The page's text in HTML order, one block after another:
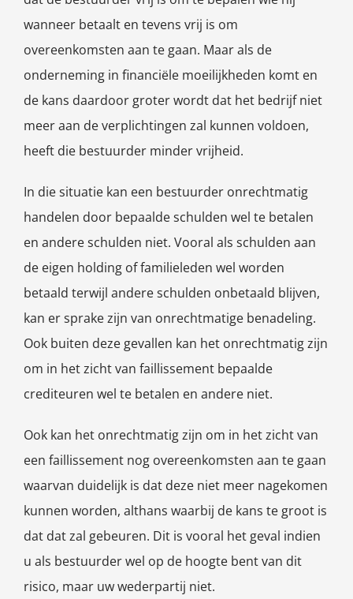
wanneer betaalt en tevens vrij is om
overeenkomsten aan te gaan. Maar als de
onderneming in financiële moeilijkheden komt en
de kans daardoor groter wordt dat het bedrijf niet
meer aan de verplichtingen zal kunnen voldoen,
heeft die bestuurder minder vrijheid.
In die situatie kan een bestuurder onrechtmatig
handelen door bepaalde schulden wel te betalen
en andere schulden niet. Vooral als schulden aan
de eigen holding of familieleden wel worden
betaald terwijl andere schulden onbetaald blijven,
kan er sprake zijn van onrechtmatige benadeling.
Ook buiten deze gevallen kan het onrechtmatig zijn
om in het zicht van faillissement bepaalde
crediteuren wel te betalen en andere niet.
Ook kan het onrechtmatig zijn om in het zicht van
een faillissement nog overeenkomsten aan te gaan
waarvan duidelijk is dat deze niet meer nagekomen
kunnen worden, althans waarbij de kans te groot is
dat dat zal gebeuren. Dit is vooral het geval indien
u als bestuurder wel op de hoogte bent van dit
risico, maar uw wederpartij niet.